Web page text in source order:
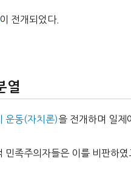
이 전개되었다.
열
운동(자치론)을 전개하며 일제
민족주의자들은 이를 비판하